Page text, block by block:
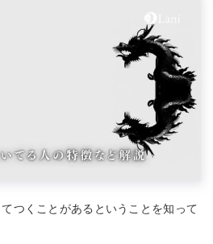
つくことがあるということを知って